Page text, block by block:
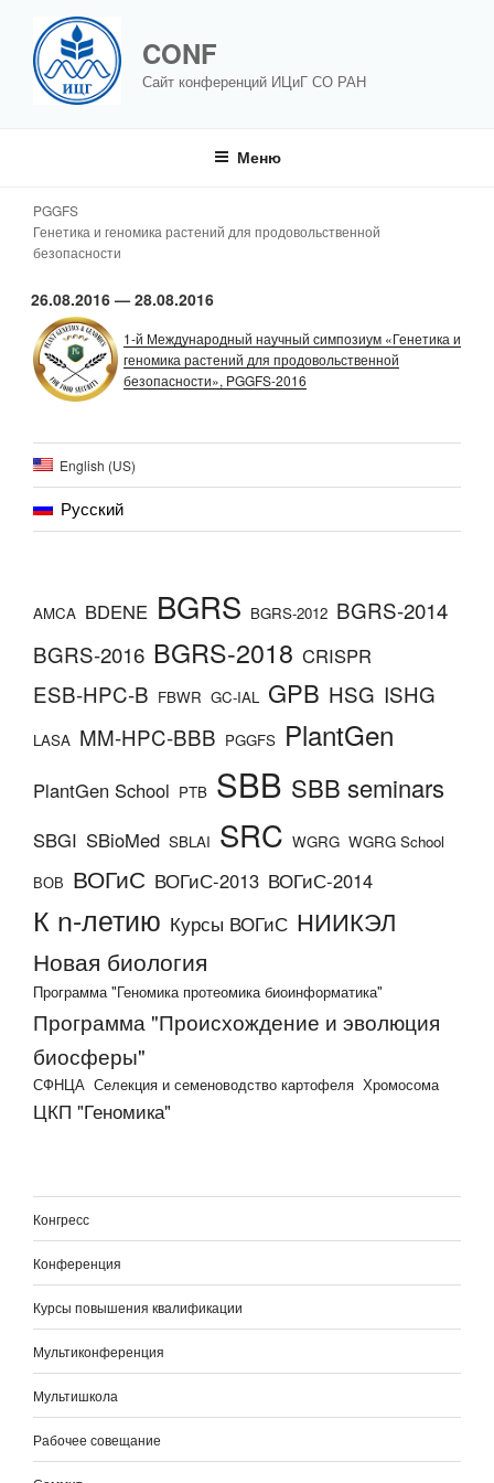
содержимому
CONF
Сайт конференций ИЦиГ СО РАН
Меню
PGGFS
Генетика и геномика растений для продовольственной
безопасности
26.08.2016 — 28.08.2016
1-й Международный научный симпозиум «Генетика и
геномика растений для продовольственной
безопасности», PGGFS-2016
English (US)
Русский
AMCA BDENE BGRS BGRS-2012 BGRS-2014
BGRS-2016 BGRS-2018 CRISPR
ESB-HPC-B FBWR GC-IAL GPB HSG ISHG
LASA MM-HPC-BBB PGGFS PlantGen
PlantGen School PTB SBB SBB seminars
SBGI SBioMed SBLAI SRC WGRG WGRG School
ВОВ ВОГиС ВОГиС-2013 ВОГиС-2014
К n-летию Курсы ВОГиС НИИКЭЛ
Новая биология
Программа "Геномика протеомика биоинформатика"
Программа "Происхождение и эволюция
биосферы"
СФНЦА Селекция и семеноводство картофеля Хромосома
ЦКП "Геномика"
Конгресс
Конференция
Курсы повышения квалификации
Мультиконференция
Мультишкола
Рабочее совещание